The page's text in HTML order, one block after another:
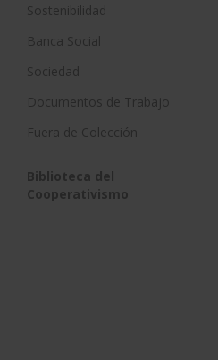
Sostenibilidad
Banca Social
Sociedad
Documentos de Trabajo
Fuera de Colección
Biblioteca del
Cooperativismo